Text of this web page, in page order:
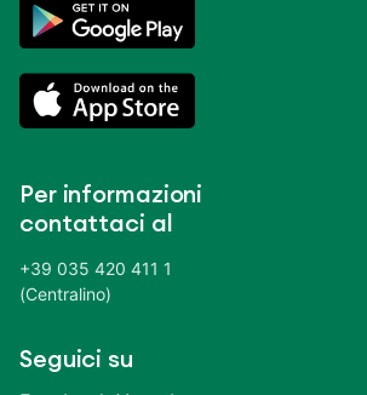
Per informazioni
contattaci al
+39 035 420 411 1
(Centralino)
Seguici su